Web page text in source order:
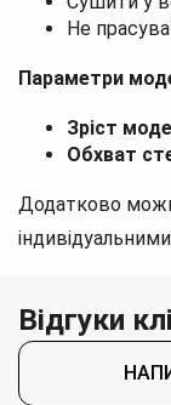
Не
Параметри
Зріст
Обхват
Додатково
Відгуки